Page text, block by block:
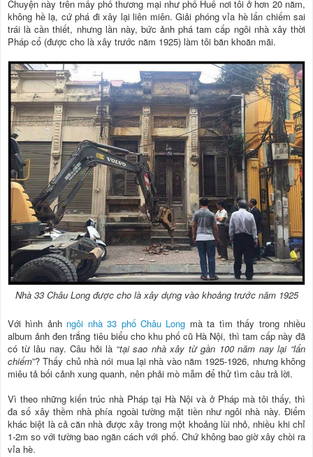
Chuyện này trên mấy phố thương mại như phố Huế nơi tôi ở hơn 20 năm,
không hề lạ, cứ phá đi xây lại liên miên. Giải phóng vỉa hè lấn chiếm sai
trái là cần thiết, nhưng lần này, bức ảnh phá tam cấp ngôi nhà xây thời
Pháp cổ (được cho là xây trước năm 1925) làm tôi băn khoăn mãi.
Nhà 33 Châu Long được cho là xây dựng vào khoảng trước năm 1925
Với hình ảnh ngôi nhà 33 phố Châu Long mà ta tìm thấy trong nhiều
album ảnh đen trắng tiêu biểu cho khu phố cũ Hà Nội, thì tam cấp này đã
có từ lâu nay. Câu hỏi là “tại sao nhà xây từ gần 100 năm nay lại “lấn
chiếm”? Thấy chủ nhà nói mua lại nhà vào năm 1925-1926, nhưng không
miêu tả bối cảnh xung quanh, nên phải mò mẫm để thử tìm câu trả lời.
Vì theo những kiến trúc nhà Pháp tại Hà Nội và ở Pháp mà tôi thấy, thì
đa số xây thềm nhà phía ngoài tường mặt tiền như ngôi nhà này. Điểm
khác biệt là cả căn nhà được xây trong một khoảng lùi nhỏ, nhiều khi chỉ
1-2m so với tường bao ngăn cách với phố. Chứ không bao giờ xây chòi ra
vỉa hè.